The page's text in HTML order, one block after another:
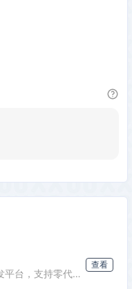
腾讯推出的AI智能体创建与分发平台，支持零代码开发专属AI聊天机器人，深度集成腾讯生态能力，可分发至微信等渠道。
查看